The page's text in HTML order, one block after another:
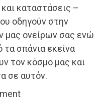
καταστάσεις –
οδηγούν στην
μας ονείρων σας ενώ
τα σπάνια εκείνα
τον κόσμο μας και
σε αυτόν.